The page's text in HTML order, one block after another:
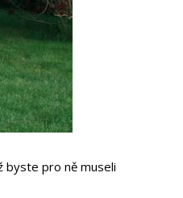
byste pro ně museli